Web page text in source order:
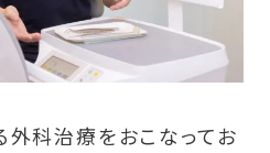
外科治療をおこなってお